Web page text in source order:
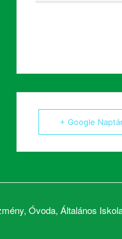
+ Google
Óvoda, Általános